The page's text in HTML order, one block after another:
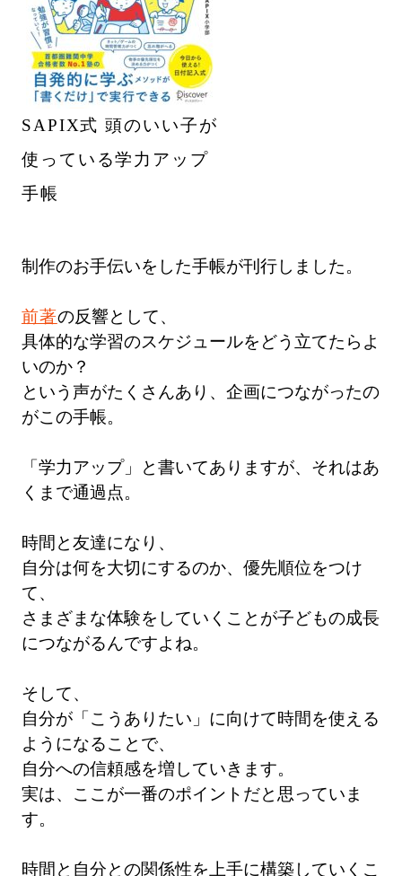
SAPIX式 頭のいい子が
使っている学力アップ
手帳
制作のお手伝いをした手帳が刊行しました。
前著の反響として、
具体的な学習のスケジュールをどう立てたらよ
いのか？
という声がたくさんあり、企画につながったの
がこの手帳。
「学力アップ」と書いてありますが、それはあ
くまで通過点。
時間と友達になり、
自分は何を大切にするのか、優先順位をつけ
て、
さまざまな体験をしていくことが子どもの成長
につながるんですよね。
そして、
自分が「こうありたい」に向けて時間を使える
ようになることで、
自分への信頼感を増していきます。
実は、ここが一番のポイントだと思っていま
す。
時間と自分との関係性を上手に構築していくこ